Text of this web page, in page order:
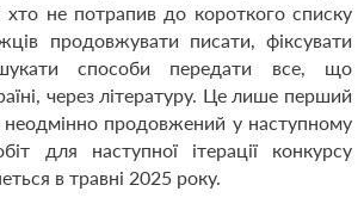
хто не потрапив до короткого списку
продовжувати писати, фіксувати
способи передати все, що
через літературу. Це лише перший
продовжений у наступному
для наступної ітерації конкурсу
в травні 2025 року.